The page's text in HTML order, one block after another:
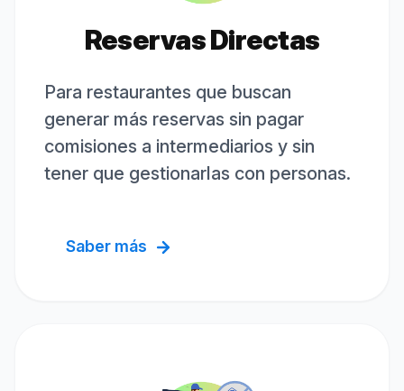
Reservas Directas
Para restaurantes que buscan
generar más reservas sin pagar
comisiones a intermediarios y sin
tener que gestionarlas con personas.
Saber más